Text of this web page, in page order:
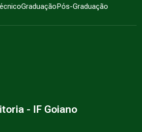
GraduaçãoPós-Graduação
- IF Goiano